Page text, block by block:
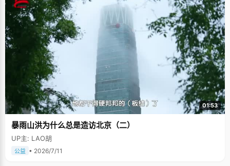
01:53
暴雨山洪为什么总是造访北京（二）
UP主: LAO胡
公益 • 2026/7/11